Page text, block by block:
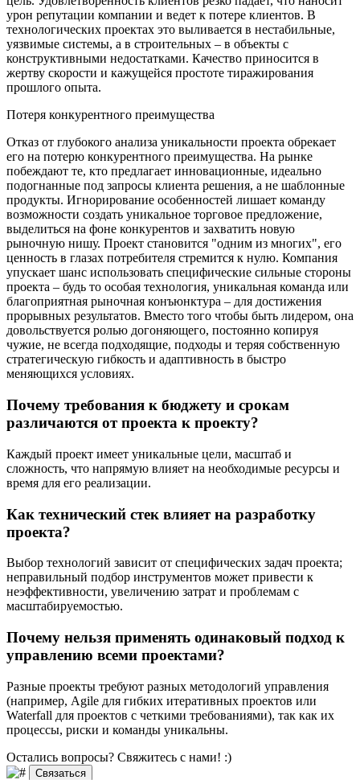
урон репутации компании и ведет к потере клиентов. В
технологических проектах это выливается в нестабильные,
уязвимые системы, а в строительных – в объекты с
конструктивными недостатками. Качество приносится в
жертву скорости и кажущейся простоте тиражирования
прошлого опыта.
Потеря конкурентного преимущества
Отказ от глубокого анализа уникальности проекта обрекает
его на потерю конкурентного преимущества. На рынке
побеждают те, кто предлагает инновационные, идеально
подогнанные под запросы клиента решения, а не шаблонные
продукты. Игнорирование особенностей лишает команду
возможности создать уникальное торговое предложение,
выделиться на фоне конкурентов и захватить новую
рыночную нишу. Проект становится "одним из многих", его
ценность в глазах потребителя стремится к нулю. Компания
упускает шанс использовать специфические сильные стороны
проекта – будь то особая технология, уникальная команда или
благоприятная рыночная конъюнктура – для достижения
прорывных результатов. Вместо того чтобы быть лидером, она
довольствуется ролью догоняющего, постоянно копируя
чужие, не всегда подходящие, подходы и теряя собственную
стратегическую гибкость и адаптивность в быстро
меняющихся условиях.
Почему требования к бюджету и срокам
различаются от проекта к проекту?
Каждый проект имеет уникальные цели, масштаб и
сложность, что напрямую влияет на необходимые ресурсы и
время для его реализации.
Как технический стек влияет на разработку
проекта?
Выбор технологий зависит от специфических задач проекта;
неправильный подбор инструментов может привести к
неэффективности, увеличению затрат и проблемам с
масштабируемостью.
Почему нельзя применять одинаковый подход к
управлению всеми проектами?
Разные проекты требуют разных методологий управления
(например, Agile для гибких итеративных проектов или
Waterfall для проектов с четкими требованиями), так как их
процессы, риски и команды уникальны.
Остались вопросы? Свяжитесь с нами! :)
Связаться